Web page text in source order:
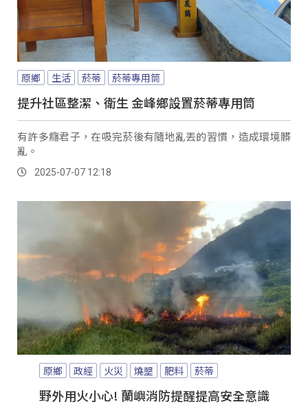
原鄉 生活 菸蒂 菸蒂專用筒
提升社區整潔、衛生 金峰鄉設置菸蒂專用筒
有許多癮君子，在吸完菸後有隨地亂丟的習慣，造成環境髒
亂。
2025-07-07 12:18
原鄉 政經 火災 燒墾 肥料 菸蒂
野外用火小心! 蘭嶼消防提醒提高安全意識